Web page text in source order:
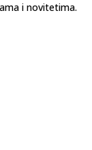
i novitetima.